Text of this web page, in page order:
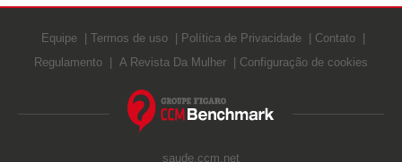
Equipe Termos de uso Política de Privacidade
Contato
Regulamento
A Revista Da Mulher Configuração de cookies
saude.ccm.net